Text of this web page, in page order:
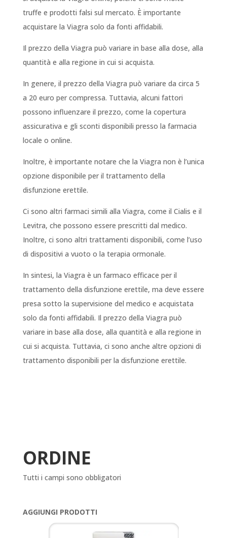
truffe e prodotti falsi sul mercato. È importante
acquistare la Viagra solo da fonti affidabili.
Il prezzo della Viagra può variare in base alla dose, alla
quantità e alla regione in cui si acquista.
In genere, il prezzo della Viagra può variare da circa 5
a 20 euro per compressa. Tuttavia, alcuni fattori
possono influenzare il prezzo, come la copertura
assicurativa e gli sconti disponibili presso la farmacia
locale o online.
Inoltre, è importante notare che la Viagra non è l’unica
opzione disponibile per il trattamento della
disfunzione erettile.
Ci sono altri farmaci simili alla Viagra, come il Cialis e il
Levitra, che possono essere prescritti dal medico.
Inoltre, ci sono altri trattamenti disponibili, come l’uso
di dispositivi a vuoto o la terapia ormonale.
In sintesi, la Viagra è un farmaco efficace per il
trattamento della disfunzione erettile, ma deve essere
presa sotto la supervisione del medico e acquistata
solo da fonti affidabili. Il prezzo della Viagra può
variare in base alla dose, alla quantità e alla regione in
cui si acquista. Tuttavia, ci sono anche altre opzioni di
trattamento disponibili per la disfunzione erettile.
ORDINE
Tutti i campi sono obbligatori
AGGIUNGI PRODOTTI